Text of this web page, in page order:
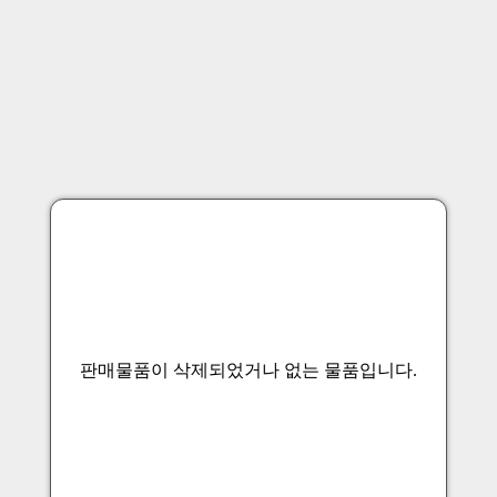
판매물품이 삭제되었거나 없는 물품입니다.